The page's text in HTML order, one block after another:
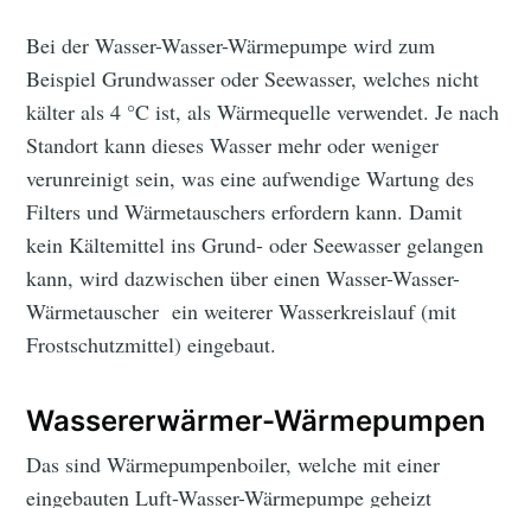
Bei der Wasser-Wasser-Wärmepumpe wird zum
Beispiel Grundwasser oder Seewasser, welches nicht
kälter als 4 °C ist, als Wärmequelle verwendet. Je nach
Standort kann dieses Wasser mehr oder weniger
verunreinigt sein, was eine aufwendige Wartung des
Filters und Wärmetauschers erfordern kann. Damit
kein Kältemittel ins Grund- oder Seewasser gelangen
kann, wird dazwischen über einen Wasser-Wasser-
Wärmetauscher ein weiterer Wasserkreislauf (mit
Frostschutzmittel) eingebaut.
Wassererwärmer-Wärmepumpen
Das sind Wärmepumpenboiler, welche mit einer
eingebauten Luft-Wasser-Wärmepumpe geheizt